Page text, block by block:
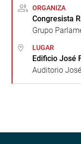
ORGANIZA
Congresista
Grupo
LUGAR
Edificio José
Auditorio